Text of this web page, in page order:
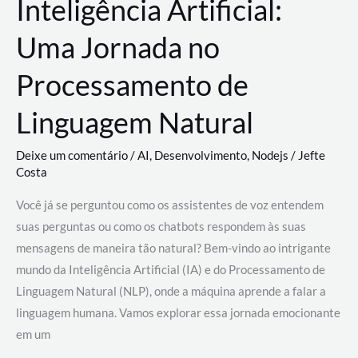
Inteligência Artificial:
Uma Jornada no
Processamento de
Linguagem Natural
Deixe um comentário/AI, Desenvolvimento, Nodejs / Jefte
Costa
Você já se perguntou como os assistentes de voz entendem
suas perguntas ou como os chatbots respondem às suas
mensagens de maneira tão natural? Bem-vindo ao intrigante
mundo da Inteligência Artificial (IA) e do Processamento de
Linguagem Natural (NLP), onde a máquina aprende a falar a
linguagem humana. Vamos explorar essa jornada emocionante
em um